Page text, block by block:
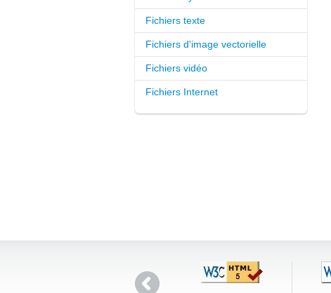
Fichiers texte
Fichiers d'image vectorielle
Fichiers vidéo
Fichiers Internet